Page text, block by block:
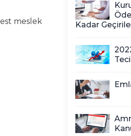
meslek
Kadar